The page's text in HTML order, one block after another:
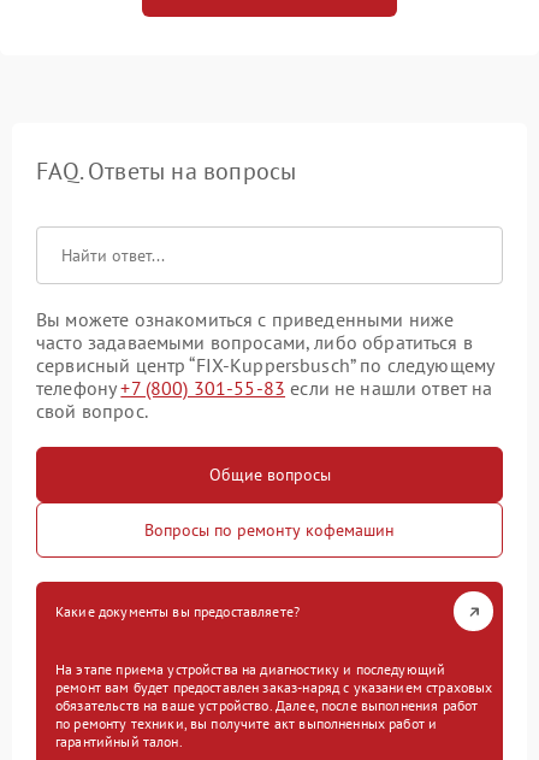
FAQ. Ответы на вопросы
Вы можете ознакомиться с приведенными ниже
часто задаваемыми вопросами, либо обратиться в
сервисный центр “FIX-Kuppersbusch” по следующему
телефону+7 (800) 301-55-83 если не нашли ответ на
свой вопрос.
Общие вопросы
Вопросы по ремонту кофемашин
Какие документы вы предоставляете?
На этапе приема устройства на диагностику и последующий
ремонт вам будет предоставлен заказ-наряд с указанием страховых
обязательств на ваше устройство. Далее, после выполнения работ
по ремонту техники, вы получите акт выполненных работ и
гарантийный талон.